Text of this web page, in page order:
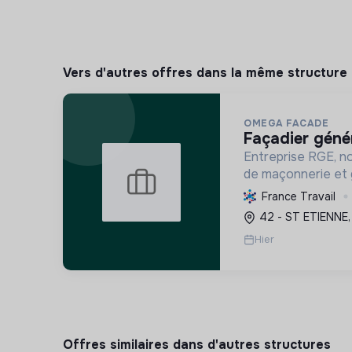
Vers d'autres offres dans la même structure
OMEGA FACADE
façadier
Entreprise RGE,
de maçonnerie et
en ITE pour
énergétique des
activement à la
France Travail
42 - ST
Hier
Offres similaires dans d'autres structures